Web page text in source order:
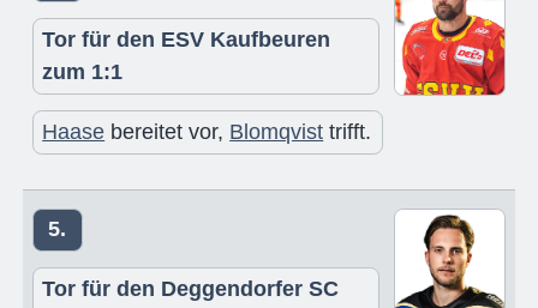
Tor für den ESV Kaufbeuren
zum 1:1
Haase bereitet vor, Blomqvist trifft.
5.
Tor für den Deggendorfer SC